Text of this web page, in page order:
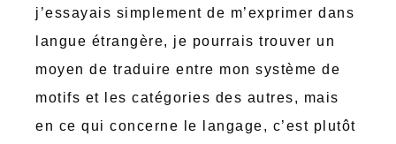
j’essayais simplement de m’exprimer dans
langue étrangère, je pourrais trouver un
moyen de traduire entre mon système de
motifs et les catégories des autres, mais
en ce qui concerne le langage, c’est plutôt